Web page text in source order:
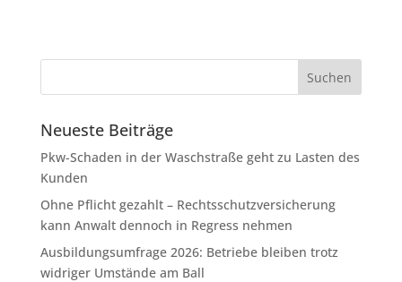
Neueste Beiträge
Pkw-Schaden in der Waschstraße geht zu Lasten des
Kunden
Ohne Pflicht gezahlt – Rechtsschutzversicherung
kann Anwalt dennoch in Regress nehmen
Ausbildungsumfrage 2026: Betriebe bleiben trotz
widriger Umstände am Ball